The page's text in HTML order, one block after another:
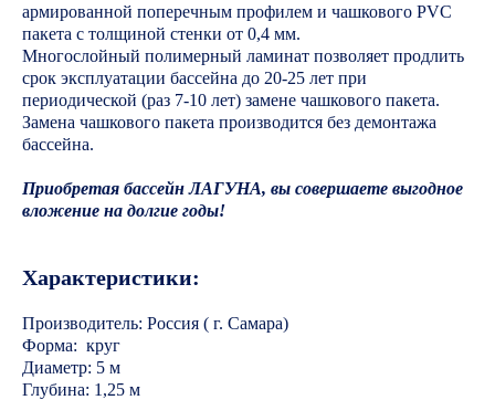
армированной поперечным профилем и чашкового PVC
пакета с толщиной стенки от 0,4 мм.
Многослойный полимерный ламинат позволяет продлить
срок эксплуатации бассейна до 20-25 лет при
периодической (раз 7-10 лет) замене чашкового пакета.
Замена чашкового пакета производится без демонтажа
бассейна.
Приобретая бассейн ЛАГУНА, вы совершаете выгодное
вложение на долгие годы!
Характеристики:
Производитель: Россия ( г. Самара)
Форма: круг
Диаметр: 5 м
Глубина: 1,25 м